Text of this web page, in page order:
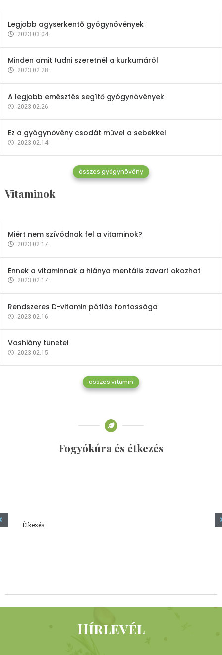
Legjobb agyserkentő gyógynövények
2023.03.04.
Minden amit tudni szeretnél a kurkumáról
2023.02.28.
A legjobb emésztés segítő gyógynövények
2023.02.26.
Ez a gyógynövény csodát művel a sebekkel
2023.02.14.
összes gyógynövény
Vitaminok
Vitaminok
Mindent a B-12 vitaminról
2023.02.27.
Miért nem szívódnak fel a vitaminok?
2023.02.17.
Ennek a vitaminnak a hiánya mentális zavart okozhat
2023.02.17.
Rendszeres D-vitamin pótlás fontossága
2023.02.16.
Vashiány tünetei
2023.02.15.
összes vitamin
Fogyókúra és étkezés
Étkezés
Hírlevél